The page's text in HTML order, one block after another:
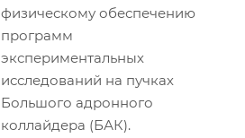
физическому обеспечению
программ
экспериментальных
исследований на пучках
Большого адронного
коллайдера (БАК).